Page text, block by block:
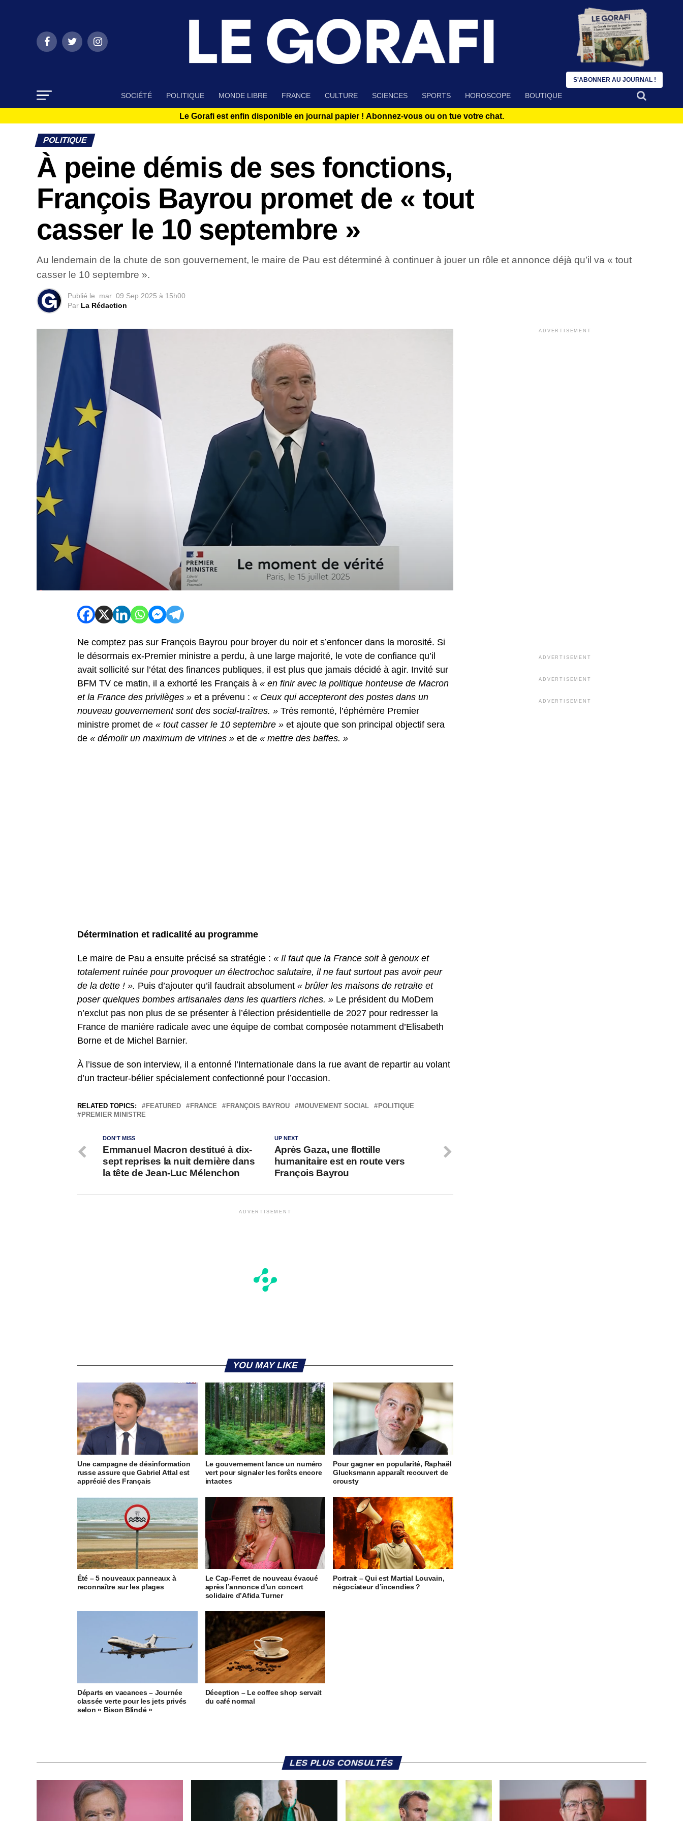
SOCIÉTÉ POLITIQUE MONDE LIBRE FRANCE CULTURE SCIENCES SPORTS HOROSCOPE BOUTIQUE
Le Gorafi est enfin disponible en journal papier ! Abonnez-vous ou on tue votre chat.
POLITIQUE
À peine démis de ses fonctions,
François Bayrou promet de « tout
casser le 10 septembre »
Au lendemain de la chute de son gouvernement, le maire de Pau est déterminé à continuer à jouer un rôle et annonce déjà qu’il va « tout
casser le 10 septembre ».
Publié le mar 09 Sep 2025 à 15h00
Par La Rédaction
Ne comptez pas sur François Bayrou pour broyer du noir et s’enfoncer dans la morosité. Si
le désormais ex-Premier ministre a perdu, à une large majorité, le vote de confiance qu’il
avait sollicité sur l’état des finances publiques, il est plus que jamais décidé à agir. Invité sur
BFM TV ce matin, il a exhorté les Français à « en finir avec la politique honteuse de Macron
et la France des privilèges » et a prévenu : « Ceux qui accepteront des postes dans un
nouveau gouvernement sont des social-traîtres. » Très remonté, l’éphémère Premier
ministre promet de « tout casser le 10 septembre » et ajoute que son principal objectif sera
de « démolir un maximum de vitrines » et de « mettre des baffes. »
Détermination et radicalité au programme
Le maire de Pau a ensuite précisé sa stratégie : « Il faut que la France soit à genoux et
totalement ruinée pour provoquer un électrochoc salutaire, il ne faut surtout pas avoir peur
de la dette ! ». Puis d’ajouter qu’il faudrait absolument « brûler les maisons de retraite et
poser quelques bombes artisanales dans les quartiers riches. » Le président du MoDem
n’exclut pas non plus de se présenter à l’élection présidentielle de 2027 pour redresser la
France de manière radicale avec une équipe de combat composée notamment d’Elisabeth
Borne et de Michel Barnier.
À l’issue de son interview, il a entonné l’Internationale dans la rue avant de repartir au volant
d’un tracteur-bélier spécialement confectionné pour l’occasion.
RELATED TOPICS: FEATURED FRANCE FRANÇOIS BAYROU MOUVEMENT SOCIAL
POLITIQUE
PREMIER MINISTRE
UP NEXT
Après Gaza, une flottille
humanitaire est en route vers
François Bayrou
DON'T MISS
Emmanuel Macron destitué à dix-
sept reprises la nuit dernière dans
la tête de Jean-Luc Mélenchon
ADVERTISEMENT
YOU MAY LIKE
Une campagne de désinformation
russe assure que Gabriel Attal est
apprécié des Français
Le gouvernement lance un numéro
vert pour signaler les forêts encore
intactes
Pour gagner en popularité, Raphaël
Glucksmann apparaît recouvert de
crousty
Été – 5 nouveaux panneaux à
reconnaître sur les plages
Le Cap-Ferret de nouveau évacué
après l’annonce d’un concert
solidaire d’Afida Turner
Portrait – Qui est Martial Louvain,
négociateur d’incendies ?
Départs en vacances – Journée
classée verte pour les jets privés
selon « Bison Blindé »
Déception – Le coffee shop servait
du café normal
ADVERTISEMENT
ADVERTISEMENT
ADVERTISEMENT
ADVERTISEMENT
LES PLUS CONSULTÉS
S'ABONNER AU JOURNAL !